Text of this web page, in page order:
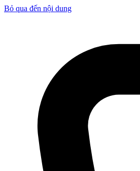
Bỏ qua đến nội dung